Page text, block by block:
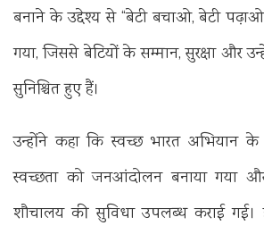
बनाने के उद्देश्य से “बेटी बचाओ, बेटी
गया, जिससे बेटियों के सम्मान, सुरक्षा और
सुनिश्चित हुए हैं।
उन्होंने कहा कि स्वच्छ भारत अभियान
स्वच्छता को जनआंदोलन बनाया गया और
शौचालय की सुविधा उपलब्ध कराई गई।